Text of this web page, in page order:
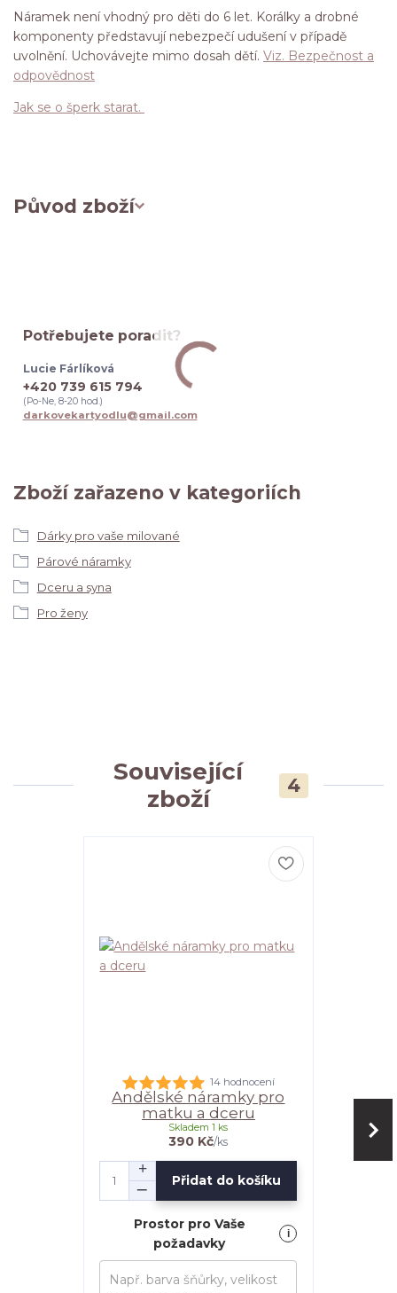
Náramek není vhodný pro děti do 6 let. Korálky a drobné
komponenty představují nebezpečí udušení v případě
uvolnění. Uchovávejte mimo dosah dětí. Viz. Bezpečnost a
odpovědnost
Jak se o šperk starat.
Původ zboží
Zboží zařazeno v kategoriích
Dárky pro vaše milované
Párové náramky
Dceru a syna
Pro ženy
Potřebujete poradit?
Lucie Fárlíková
+420 739 615 794
(Po-Ne, 8-20 hod.)
darkovekartyodlu@gmail.com
Související
zboží
4
14 hodnocení
Andělské náramky pro
matku a dceru
390 Kč/ks
Skladem 1 ks
Přidat do košíku
Prostor pro Vaše
požadavky
i